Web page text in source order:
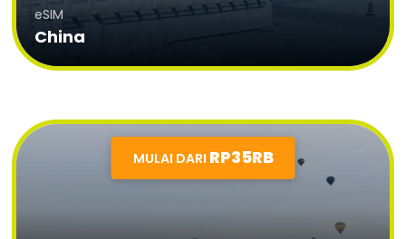
eSIM
China
MULAI DARI RP35RB